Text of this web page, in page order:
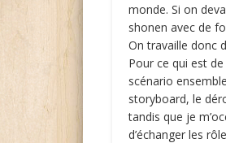
monde. Si on
shonen avec de
On travaille donc
Pour ce qui est
scénario
storyboard, le
tandis que je
d’échanger les